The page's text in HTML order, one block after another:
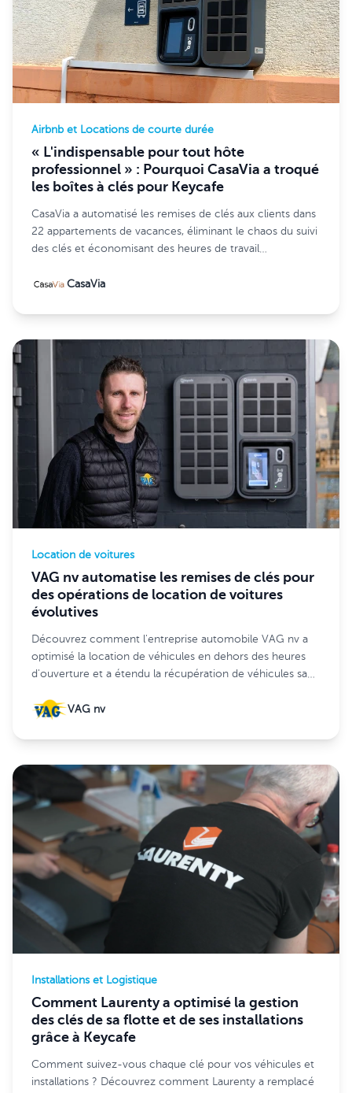
Airbnb et Locations de courte durée
« L'indispensable pour tout hôte
professionnel » : Pourquoi CasaVia a troqué
les boîtes à clés pour Keycafe
CasaVia a automatisé les remises de clés aux clients dans
22 appartements de vacances, éliminant le chaos du suivi
des clés et économisant des heures de travail
CasaVia
Location de voitures
VAG nv automatise les remises de clés pour
des opérations de location de voitures
évolutives
Découvrez comment l'entreprise automobile VAG nv a
optimisé la location de véhicules en dehors des heures
d'ouverture et a étendu la récupération de véhicules sans
VAG nv
Installations et Logistique
Comment Laurenty a optimisé la gestion
des clés de sa flotte et de ses installations
grâce à Keycafe
Comment suivez-vous chaque clé pour vos véhicules et
installations ? Découvrez comment Laurenty a remplacé